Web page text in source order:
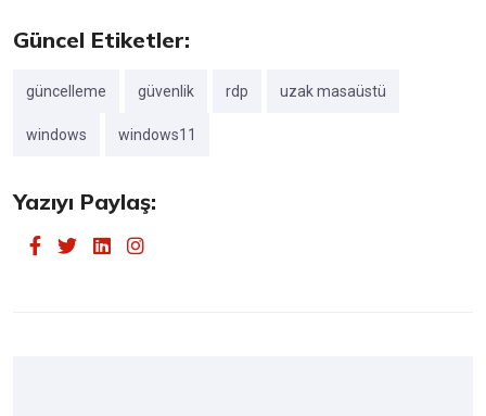
Güncel Etiketler:
güncelleme güvenlik rdp uzak masaüstü
windows windows11
Yazıyı Paylaş: